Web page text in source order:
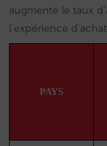
augmente le taux
l’expérience
PAYS